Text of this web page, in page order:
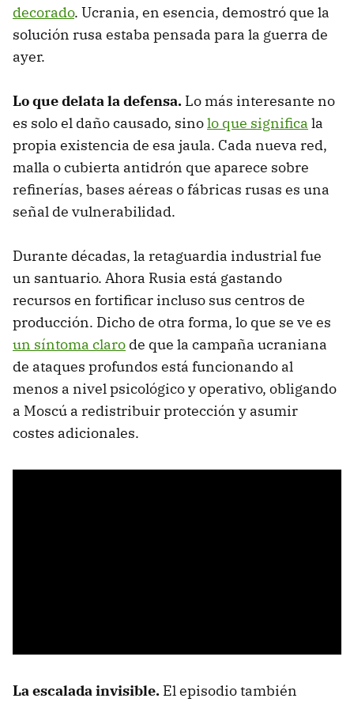
decorado. Ucrania, en esencia, demostró que la
solución rusa estaba pensada para la guerra de
ayer.
Lo que delata la defensa. Lo más interesante no
es solo el daño causado, sinolo que significa la
propia existencia de esa jaula. Cada nueva red,
malla o cubierta antidrón que aparece sobre
refinerías, bases aéreas o fábricas rusas es una
señal de vulnerabilidad.
Durante décadas, la retaguardia industrial fue
un santuario. Ahora Rusia está gastando
recursos en fortificar incluso sus centros de
producción. Dicho de otra forma, lo que se ve es
un síntoma claro de que la campaña ucraniana
de ataques profundos está funcionando al
menos a nivel psicológico y operativo, obligando
a Moscú a redistribuir protección y asumir
costes adicionales.
La escalada invisible. El episodio también